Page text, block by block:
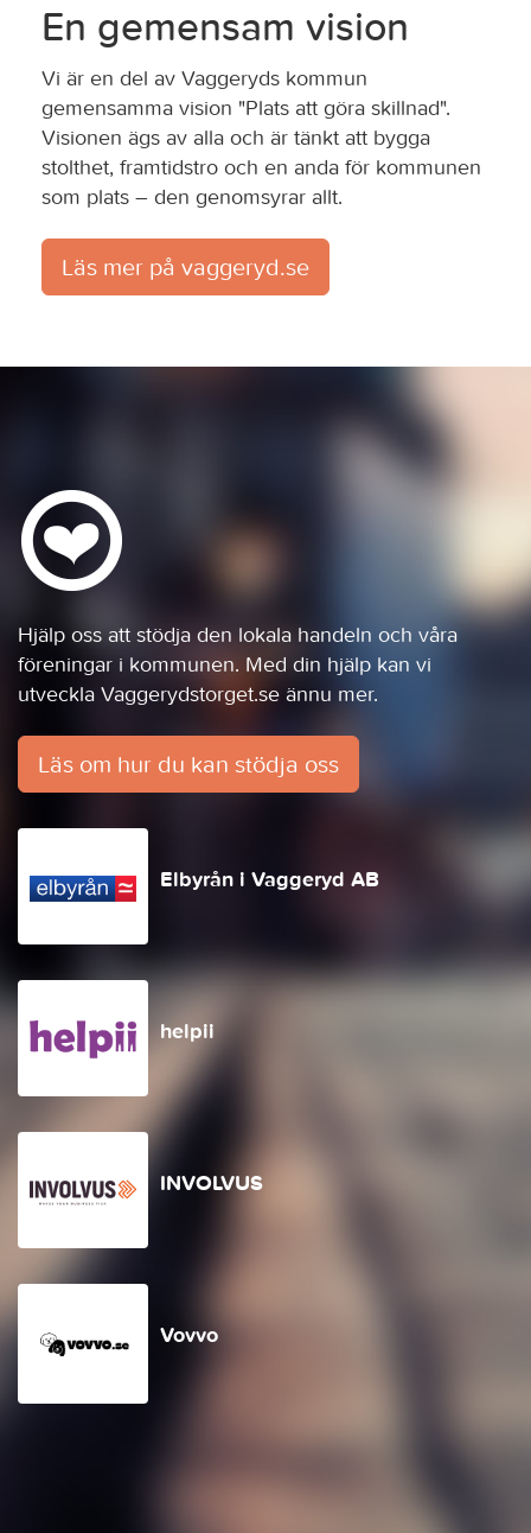
En gemensam vision
Vi är en del av Vaggeryds kommun
gemensamma vision "Plats att göra skillnad".
Visionen ägs av alla och är tänkt att bygga
stolthet, framtidstro och en anda för kommunen
som plats – den genomsyrar allt.
Läs mer på vaggeryd.se
Hjälp oss att stödja den lokala handeln och våra
föreningar i kommunen. Med din hjälp kan vi
utveckla Vaggerydstorget.se ännu mer.
Läs om hur du kan stödja oss
Elbyrån i Vaggeryd AB
helpii
INVOLVUS
Vovvo